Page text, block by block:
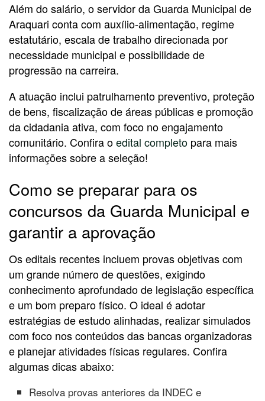
Além do salário, o servidor da Guarda Municipal de
Araquari conta com auxílio-alimentação, regime
estatutário, escala de trabalho direcionada por
necessidade municipal e possibilidade de
progressão na carreira.
A atuação inclui patrulhamento preventivo, proteção
de bens, fiscalização de áreas públicas e promoção
da cidadania ativa, com foco no engajamento
comunitário. Confira oedital completo para mais
informações sobre a seleção!
Como se preparar para os
concursos da Guarda Municipal e
garantir a aprovação
Os editais recentes incluem provas objetivas com
um grande número de questões, exigindo
conhecimento aprofundado de legislação específica
e um bom preparo físico. O ideal é adotar
estratégias de estudo alinhadas, realizar simulados
com foco nos conteúdos das bancas organizadoras
e planejar atividades físicas regulares. Confira
algumas dicas abaixo:
Resolva provas anteriores da INDEC e